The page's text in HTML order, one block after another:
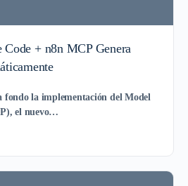
+ n8n MCP Genera
fondo la implementación delModel
, el nuevo…